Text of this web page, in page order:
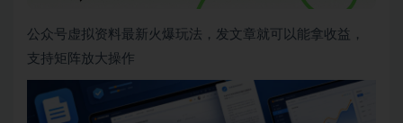
公众号虚拟资料最新火爆玩法，发文章就可以能拿收益，
支持矩阵放大操作